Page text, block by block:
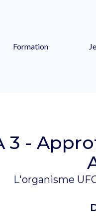
Formation
3 -
L'organisme